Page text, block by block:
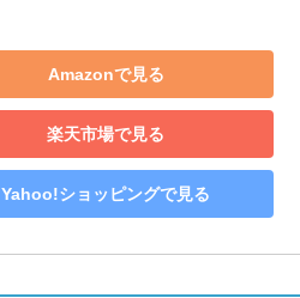
Amazonで見る
楽天市場で見る
Yahoo!ショッピングで見る